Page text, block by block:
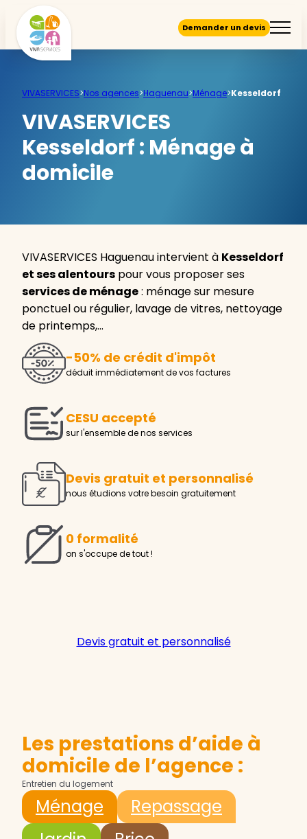
Demander un devis
VIVASERVICES>Nos agences>Haguenau>Ménage>Kesseldorf
VIVASERVICES
Kesseldorf : Ménage à
domicile
VIVASERVICES Haguenau intervient à Kesseldorf
et ses alentours pour vous proposer ses
services de ménage: ménage sur mesure
ponctuel ou régulier, lavage de vitres, nettoyage
de printemps,…
-50% de crédit d'impôt
déduit immédiatement de vos factures
CESU accepté
sur l'ensemble de nos services
Devis gratuit et personnalisé
nous étudions votre besoin gratuitement
0 formalité
on s'occupe de tout !
Devis gratuit et personnalisé
Les prestations d’aide à
domicile de l’agence :
Entretien du logement
Ménage
Repassage